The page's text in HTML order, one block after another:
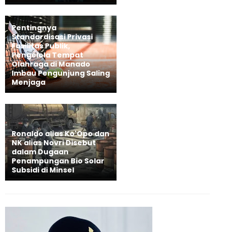
Pentingnya
Standardisasi Privasi
Fasilitas Publik,
Pengelola Tempat
Olahraga di Manado
Imbau Pengunjung Saling
Menjaga
Ronaldo alias Ko'Opo dan
NK alias Novri Disebut
dalam Dugaan
Penampungan Bio Solar
Subsidi di Minsel